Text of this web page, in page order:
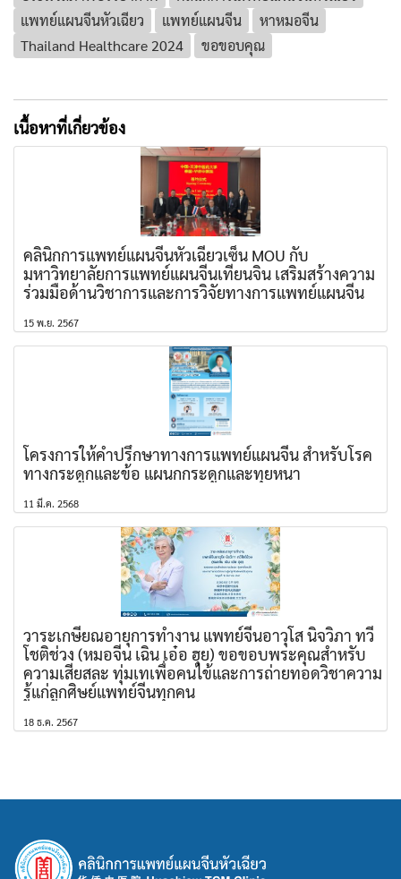
แพทย์แผนจีนหัวเฉียว
แพทย์แผนจีน
หาหมอจีน
Thailand Healthcare 2024
ขอขอบคุณ
เนื้อหาที่เกี่ยวข้อง
คลินิกการแพทย์แผนจีนหัวเฉียวเซ็น MOU กับ
มหาวิทยาลัยการแพทย์แผนจีนเทียนจิน เสริมสร้างความ
ร่วมมือด้านวิชาการและการวิจัยทางการแพทย์แผนจีน
15 พ.ย. 2567
โครงการให้คำปรึกษาทางการแพทย์แผนจีน สำหรับโรค
ทางกระดูกและข้อ แผนกกระดูกและทุยหนา
11 มี.ค. 2568
วาระเกษียณอายุการทำงาน แพทย์จีนอาวุโส นิจวิภา ทวี
โชติช่วง (หมอจีน เฉิน เอ๋อ ฮุย) ขอขอบพระคุณสำหรับ
ความเสียสละ ทุ่มเทเพื่อคนไข้และการถ่ายทอดวิชาความ
รู้แก่ลูกศิษย์แพทย์จีนทุกคน
18 ธ.ค. 2567